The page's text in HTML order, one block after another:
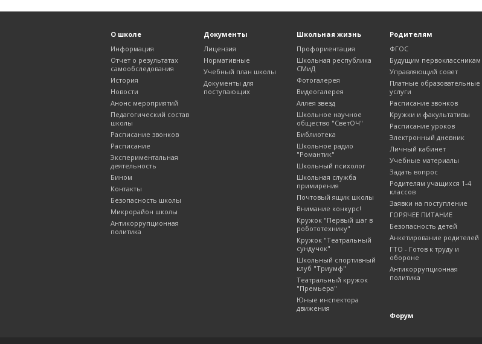
О школе
Информация
Отчет о результатах
самообследования
История
Новости
Анонс мероприятий
Педагогический состав
школы
Расписание звонков
Расписание
Экспериментальная
деятельность
Бином
Контакты
Безопасность школы
Микрорайон школы
Антикоррупционная
политика
Документы
Лицензия
Нормативные
Учебный план школы
Документы для
поступающих
Школьная жизнь
Профориентация
Школьная республика
СМиД
Фотогалерея
Видеогалерея
Аллея звезд
Школьное научное
общество "СветОЧ"
Библиотека
Школьное радио
"Романтик"
Школьный психолог
Школьная служба
примирения
Почтовый ящик школы
Внимание конкурс!
Кружок "Первый шаг в
робототехнику"
Кружок "Театральный
сундучок"
Школьный спортивный
клуб "Триумф"
Театральный кружок
"Премьера"
Юные инспектора
движения
Родителям
ФГОС
Будущим первоклассникам
Управляющий совет
Платные образовательные
услуги
Расписание звонков
Кружки и факультативы
Расписание уроков
Электронный дневник
Личный кабинет
Учебные материалы
Задать вопрос
Родителям учащихся 1-4
классов
Заявки на поступление
ГОРЯЧЕЕ ПИТАНИЕ
Безопасность детей
Анкетирование родителей
ГТО - Готов к труду и
обороне
Антикоррупционная
политика
Форум